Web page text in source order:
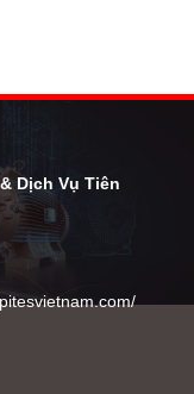
& Dịch Vụ Tiên